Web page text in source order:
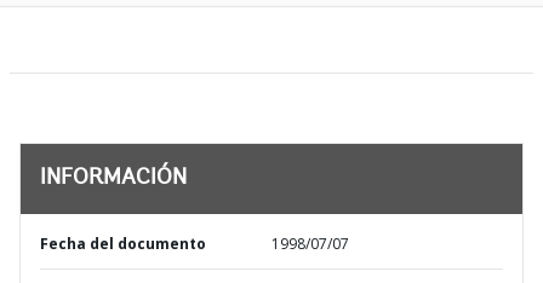
INFORMACIÓN
Fecha del documento 1998/07/07